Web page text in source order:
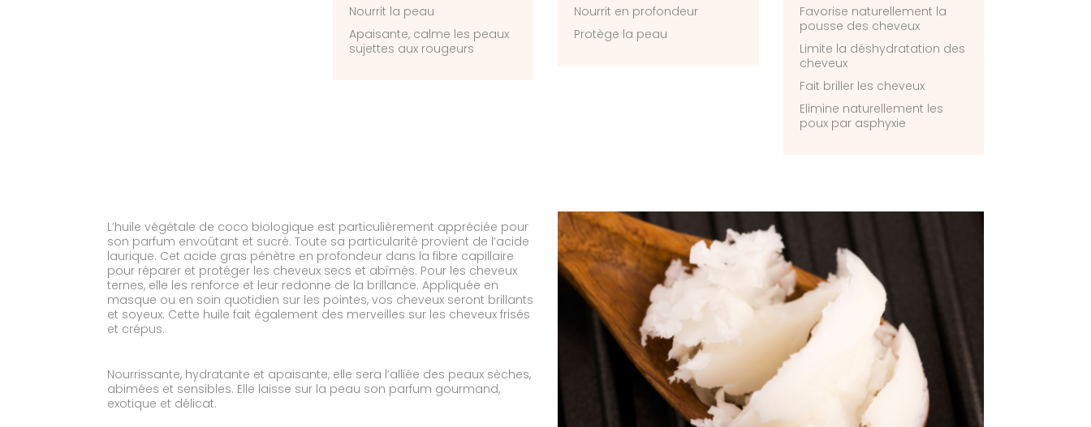
Nourrit la peau
Apaisante, calme les peaux
sujettes aux rougeurs
Nourrit en profondeur
Protège la peau
Favorise naturellement la
pousse des cheveux
Limite la déshydratation des
cheveux
Fait briller les cheveux
Elimine naturellement les
poux par asphyxie
L’huile végétale de coco biologique est particulièrement appréciée pour
son parfum envoûtant et sucré. Toute sa particularité provient de l’acide
laurique. Cet acide gras pénètre en profondeur dans la fibre capillaire
pour réparer et protéger les cheveux secs et abîmés. Pour les cheveux
ternes, elle les renforce et leur redonne de la brillance. Appliquée en
masque ou en soin quotidien sur les pointes, vos cheveux seront brillants
et soyeux. Cette huile fait également des merveilles sur les cheveux frisés
et crépus.
Nourrissante, hydratante et apaisante, elle sera l’alliée des peaux sèches,
abimées et sensibles. Elle laisse sur la peau son parfum gourmand,
exotique et délicat.